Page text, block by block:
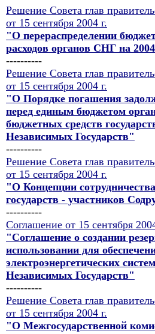
Решение Совета глав
от 15 сентября 2004 г.
"О перераспределении
расходов органов СНГ на
----------
Решение Совета глав
от 15 сентября 2004 г.
"О Порядке погашения
перед единым бюджетом
бюджетных средств
Независимых Государств"
----------
Решение Совета глав
от 15 сентября 2004 г.
"О Концепции
государств - участников
----------
Соглашение от 15 сентября
"Соглашение о создании
использовании для
электроэнергетических
Независимых Государств"
----------
Решение Совета глав
от 15 сентября 2004 г.
"О Межгосударственной